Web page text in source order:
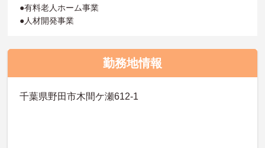
●有料老人ホーム事業
●人材開発事業
勤務地情報
千葉県野田市木間ケ瀬612-1